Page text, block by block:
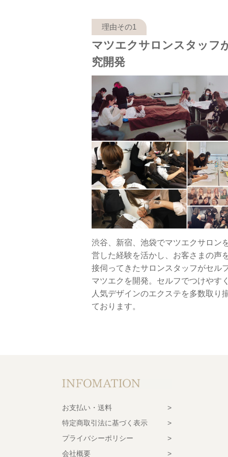
マツエクサロンスタッフ
究開発
渋谷、新宿、池袋でマツエクサロン
営した経験を活かし、お客さまの声
接伺ってきたサロンスタッフがセル
マツエクを開発。セルフでつけやす
人気デザインのエクステを多数取り
ております。
お支払い・送料
特定商取引法に基づく表示
プライバシーポリシー
会社概要